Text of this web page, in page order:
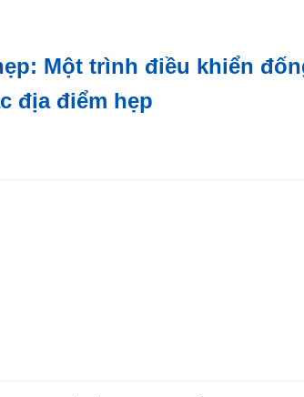
Một trình điều khiển
địa điểm hẹp